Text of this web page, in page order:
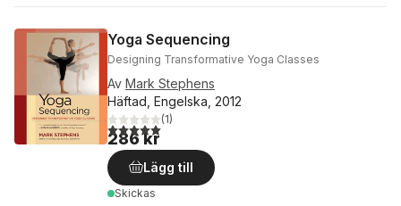
Yoga Sequencing
Designing Transformative Yoga Classes
Av Mark Stephens
Häftad, Engelska, 2012
5,0utav 5 stjärnor. Totalt antal röster:
(1)
286 kr
Lägg till
Skickas